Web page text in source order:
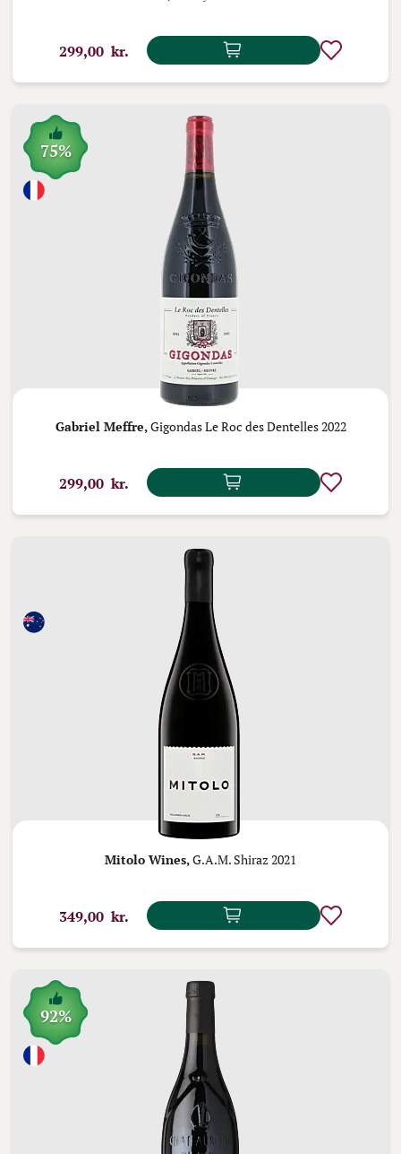
299,00 kr.
75%
Gabriel Meffre,Gigondas Le Roc des Dentelles 2022
299,00 kr.
Mitolo Wines, G.A.M. Shiraz 2021
349,00 kr.
92%